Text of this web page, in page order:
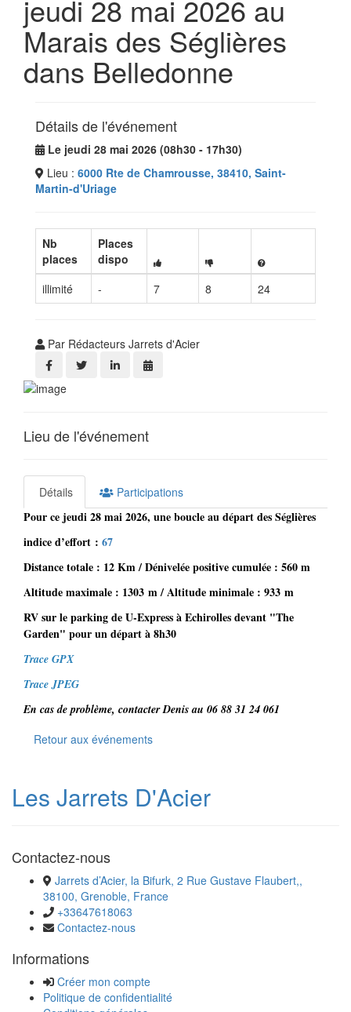
jeudi 28 mai 2026 au
Marais des Séglières
dans Belledonne
Détails de l'événement
Le jeudi 28 mai 2026 (08h30 - 17h30)
Lieu : 6000 Rte de Chamrousse, 38410, Saint-
Martin-d'Uriage
Nb
places
Places
dispo
illimité
- 7 8 24
Par Rédacteurs Jarrets d'Acier
Lieu de l'événement
Détails Participations
Pour ‌ce jeudi 28 mai 2026, une boucle au départ des Séglières
indice d’effort : 67
Distance totale : 12 Km / Dénivelée positive cumulée : 560 m
Altitude maximale : 1303 m / Altitude minimale : 933 m
RV sur le parking de U-Express à Echirolles devant "The
Garden" pour un départ à 8h30
Trace GPX
Trace JPEG
En cas de problème, contacter Denis au 06 88 31 24 061
Retour aux événements
Les Jarrets D'Acier
Contactez-nous
Jarrets d’Acier, la Bifurk, 2 Rue Gustave Flaubert,,
38100, Grenoble, France
+33647618063
Contactez-nous
Informations
Créer mon compte
Politique de confidentialité